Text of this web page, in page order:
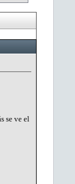
se ve el